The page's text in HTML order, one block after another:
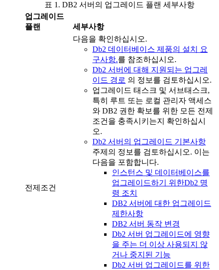
표 1. DB2서버의 업그레이드 플랜 세부사항
업그레이드
플랜
세부사항
전제조건
다음을 확인하십시오.
Db2 데이터베이스 제품의 설치 요
구사항.를 참조하십시오.
Db2 서버에 대해 지원되는 업그레
이드 경로 의 정보를 검토하십시오.
업그레이드 태스크 및 서브태스크,
특히 루트 또는 로컬 관리자 액세스
와 DB2 권한 확보를 위한 모든 전제
조건을 충족시키는지 확인하십시
오.
Db2 서버의 업그레이드 기본사항
주제의 정보를 검토하십시오. 이는
다음을 포함합니다.
인스턴스 및 데이터베이스를
업그레이드하기 위한Db2 명
령 조치
DB2 서버에 대한 업그레이드
제한사항
DB2 서버 동작 변경
Db2 서버 업그레이드에 영향
을 주는 더 이상 사용되지 않
거나 중지된 기능
Db2 서버 업그레이드를 위한